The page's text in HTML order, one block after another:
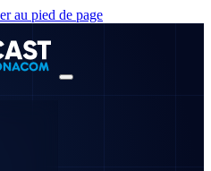
au pied de page